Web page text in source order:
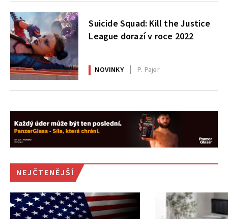
Suicide Squad: Kill the Justice
League dorazí v roce 2022
NOVINKY P. Pajer
NEJČTENĚJŠÍ